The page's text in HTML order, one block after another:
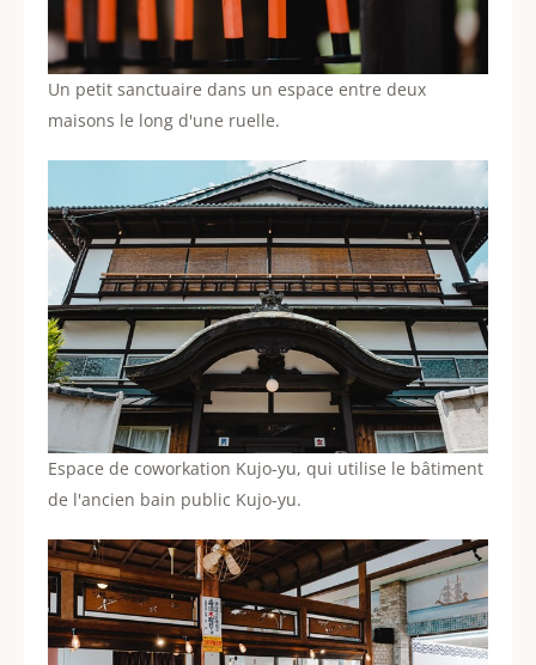
Un petit sanctuaire dans un espace entre deux
maisons le long d'une ruelle.
Espace de coworkation Kujo-yu, qui utilise le bâtiment
de l'ancien bain public Kujo-yu.